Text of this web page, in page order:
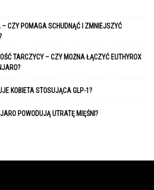
CZY POMAGA SCHUDNĄĆ I ZMNIEJSZYĆ
TARCZYCY – CZY MOŻNA ŁĄCZYĆ EUTHYROX
KOBIETA STOSUJĄCA GLP-1?
POWODUJĄ UTRATĘ MIĘŚNI?